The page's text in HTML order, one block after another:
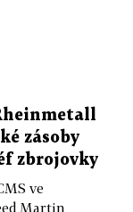
zásoby
zbrojovky
ve
Martin